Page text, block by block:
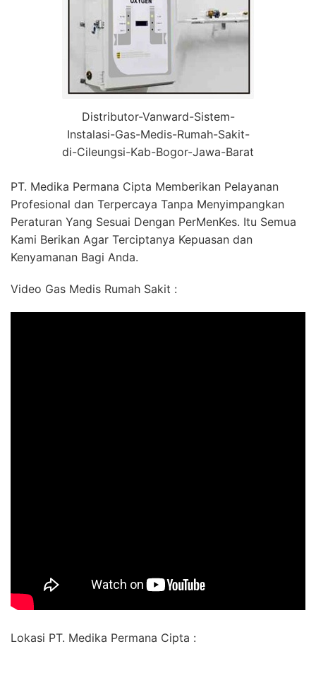
Distributor-Vanward-Sistem-
Instalasi-Gas-Medis-Rumah-Sakit-
di-Cileungsi-Kab-Bogor-Jawa-Barat
PT. Medika Permana Cipta Memberikan Pelayanan
Profesional dan Terpercaya Tanpa Menyimpangkan
Peraturan Yang Sesuai Dengan PerMenKes. Itu Semua
Kami Berikan Agar Terciptanya Kepuasan dan
Kenyamanan Bagi Anda.
Video Gas Medis Rumah Sakit :
Lokasi PT. Medika Permana Cipta :